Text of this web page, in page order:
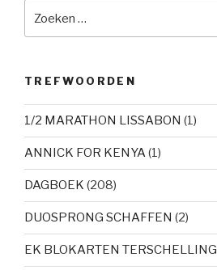
TREFWOORDEN
1/2 MARATHON LISSABON (1)
ANNICK FOR KENYA(1)
DAGBOEK (208)
DUOSPRONG SCHAFFEN (2)
EK BLOKARTEN TERSCHELLING